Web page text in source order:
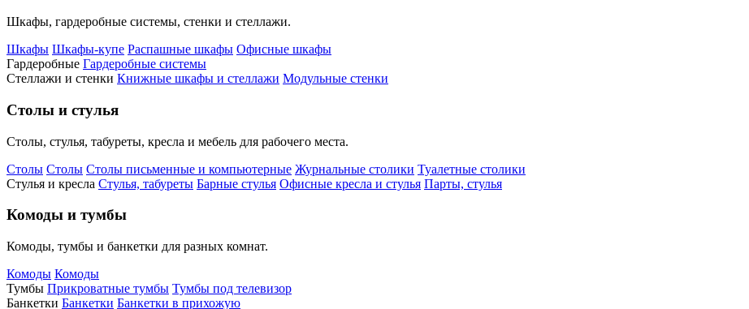
Шкафы, гардеробные системы, стенки и стеллажи.
Шкафы Шкафы-купе Распашные шкафы Офисные шкафы
Гардеробные Гардеробные системы
Стеллажи и стенки Книжные шкафы и стеллажи Модульные стенки
Столы и стулья
Столы, стулья, табуреты, кресла и мебель для рабочего места.
Столы Столы Столы письменные и компьютерные Журнальные столики Туалетные столики
Стулья и кресла Стулья, табуреты Барные стулья Офисные кресла и стулья Парты, стулья
Комоды и тумбы
Комоды, тумбы и банкетки для разных комнат.
Комоды Комоды
Тумбы Прикроватные тумбы Тумбы под телевизор
Банкетки Банкетки Банкетки в прихожую